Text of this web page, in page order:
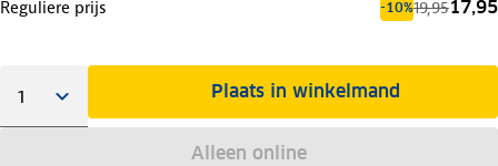
Reguliere prijs -10%19,9517,95
Plaats in winkelmand
Alleen online